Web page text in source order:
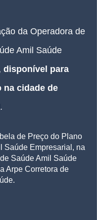
da Operadora de
Amil Saúde
disponível para
na cidade de
.
de Preço do Plano
Saúde Empresarial, na
Saúde Amil Saúde
Arpe Corretora de